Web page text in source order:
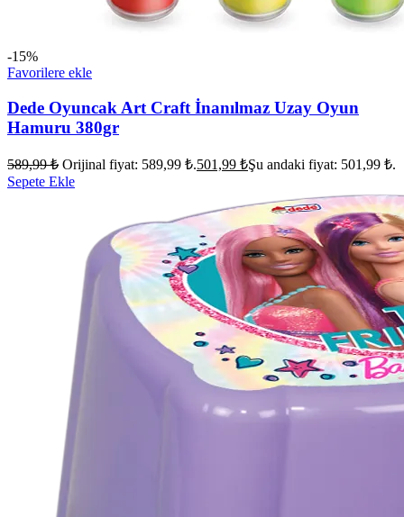
-15%
Favorilere ekle
Dede Oyuncak Art Craft İnanılmaz Uzay Oyun
Hamuru 380gr
589,99₺ Orijinal fiyat: 589,99 ₺.501,99 ₺Şu andaki fiyat: 501,99 ₺.
Sepete Ekle